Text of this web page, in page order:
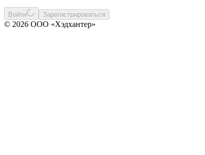
Войти Зарегистрироваться
© 2026 ООО «Хэдхантер»